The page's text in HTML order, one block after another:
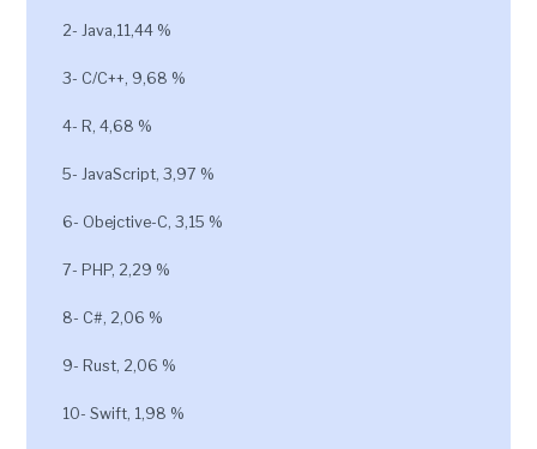
2- Java,11,44 %
3- C/C++, 9,68 %
4- R, 4,68 %
5- JavaScript, 3,97 %
6- Obejctive-C, 3,15 %
7- PHP, 2,29 %
8- C#, 2,06 %
9- Rust, 2,06 %
10- Swift, 1,98 %